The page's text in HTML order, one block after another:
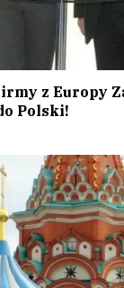
z Europy
Polski!